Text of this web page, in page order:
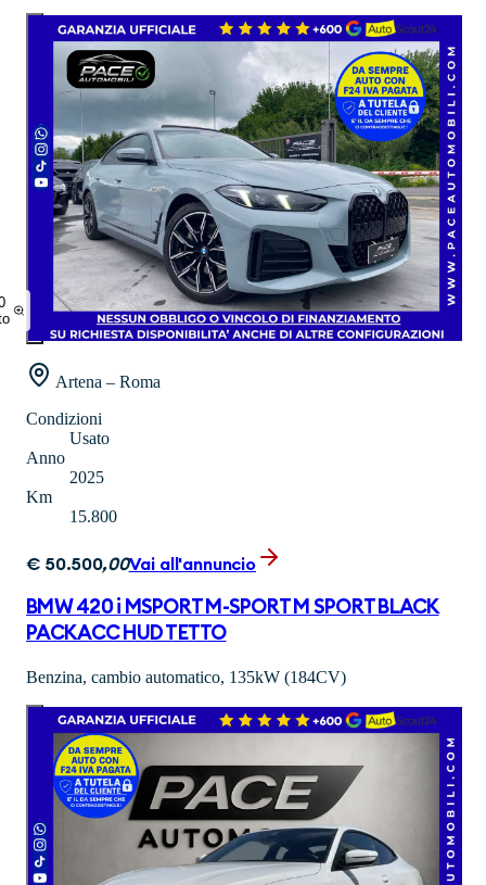
Artena – Roma
Condizioni
Usato
Anno
2025
Km
15.800
€ 50.500,00Vai all'annuncio
BMW 420 i MSPORT M-SPORT M SPORT BLACK
PACK ACC HUD TETTO
Benzina, cambio automatico, 135kW (184CV)